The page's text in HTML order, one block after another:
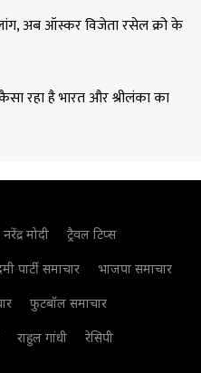
अब ऑस्कर विजेता रसेल क्रो के
रहा है भारत और श्रीलंका का
नरेंद्र मोदी
ट्रैवल टिप्स
पार्टी समाचार
भाजपा समाचार
फुटबॉल समाचार
राहुल गांधी
रेसिपी